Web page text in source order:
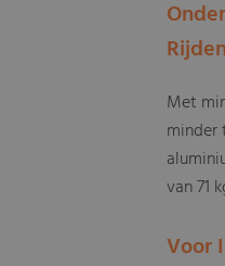
Met
minder
van 71
Voor